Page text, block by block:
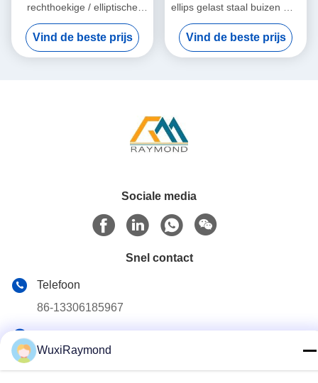
rechthoekige / elliptische
ERW gelaste stalen buizen
met gegalvaniseerde en
zwarte oppervlakte
Vind de beste prijs
ellips gelast staal buizen met
gegalvaniseerde, geoliede
en zwarte oppervlakte
afwerking
Vind de beste prijs
Sociale media
Snel contact
Telefoon
86-13306185967
adam@wxhy.com.cn
WuxiRaymond